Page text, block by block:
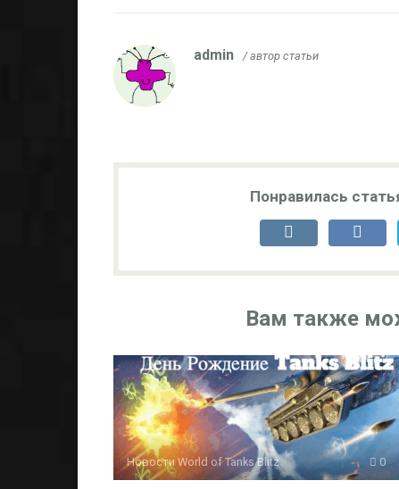
admin / автор статьи
Понравилась
Вам также
Новости World of Tanks Blitz 0